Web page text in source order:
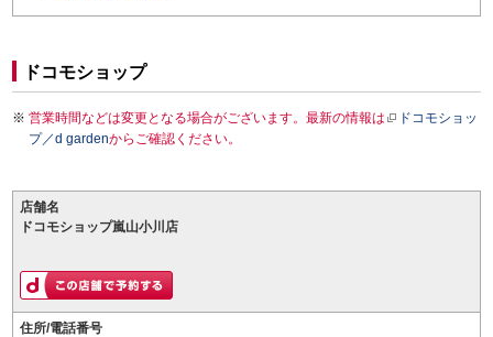
ドコモショップ
営業時間などは変更となる場合がございます。最新の情報は
ドコモショッ
プ／d gardenからご確認ください。
店舗名
ドコモショップ嵐山小川店
住所/電話番号